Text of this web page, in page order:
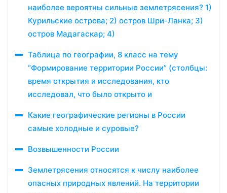
наиболее вероятны сильные землетрясения? 1)
Курильские острова; 2) остров Шри-Ланка; 3)
остров Мадагаскар; 4)
Таблица по географии, 8 класс на тему
“Формирование территории России” (столбцы:
время открытия и исследования, кто
исследовал, что было открыто и
Какие географические регионы в России
самые холодные и суровые?
Возвышенности России
Землетрясения относятся к числу наиболее
опасных природных явлений. На территории